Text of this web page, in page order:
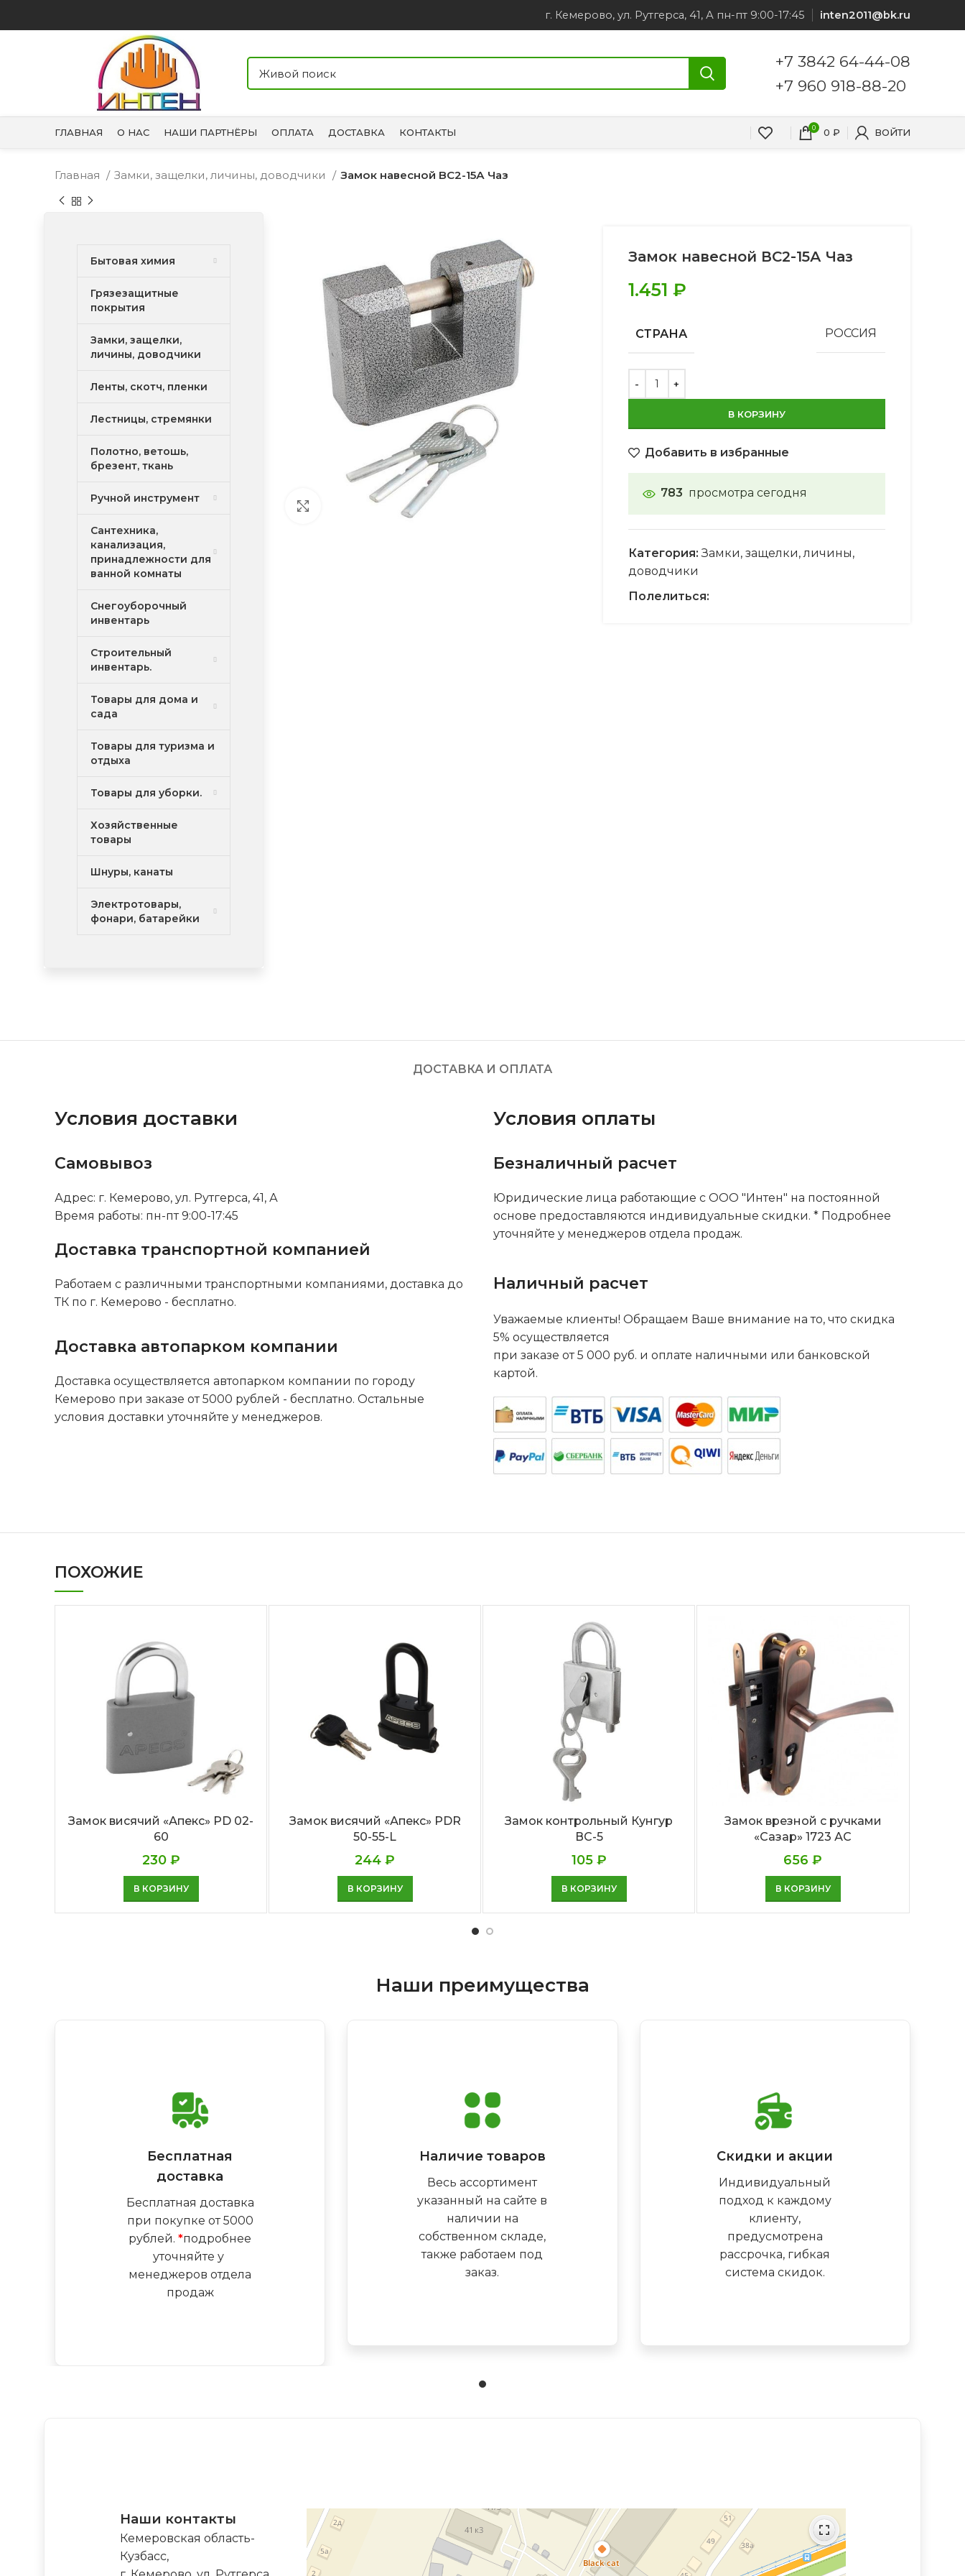
г. Кемерово, ул. Рутгерса, 41, А пн-пт 9:00-17:45 inten2011@bk.ru
+7 3842 64-44-08
+7 960 918-88-20
ГЛАВНАЯ О НАС НАШИ ПАРТНЁРЫ ОПЛАТА ДОСТАВКА КОНТАКТЫ 0 0 ₽ ВОЙТИ
Главная Замки, защелки, личины, доводчики Замок навесной ВС2-15А Чаз
Увеличить
Замок навесной ВС2-15А Чаз
1.451 ₽
СТРАНА РОССИЯ
В КОРЗИНУ
Добавить в избранные
783 просмотра сегодня
Категория: Замки, защелки, личины,
доводчики
Полелиться:
Бытовая химия
Грязезащитные
покрытия
Замки, защелки,
личины, доводчики
Ленты, скотч, пленки
Лестницы, стремянки
Полотно, ветошь,
брезент, ткань
Ручной инструмент
Сантехника,
канализация,
принадлежности для
ванной комнаты
Снегоуборочный
инвентарь
Строительный
инвентарь.
Товары для дома и
сада
Товары для туризма и
отдыха
Товары для уборки.
Хозяйственные
товары
Шнуры, канаты
Электротовары,
фонари, батарейки
ДОСТАВКА И ОПЛАТА
Условия доставки
Самовывоз
Адрес: г. Кемерово, ул. Рутгерса, 41, А
Время работы: пн-пт 9:00-17:45
Доставка транспортной компанией
Работаем с различными транспортными компаниями, доставка до
ТК по г. Кемерово - бесплатно.
Доставка автопарком компании
Доставка осуществляется автопарком компании по городу
Кемерово при заказе от 5000 рублей - бесплатно. Остальные
условия доставки уточняйте у менеджеров.
Условия оплаты
Безналичный расчет
Юридические лица работающие с ООО "Интен" на постоянной
основе предоставляются индивидуальные скидки. * Подробнее
уточняйте у менеджеров отдела продаж.
Наличный расчет
Уважаемые клиенты! Обращаем Ваше внимание на то, что скидка
5% осуществляется
при заказе от 5 000 руб. и оплате наличными или банковской
картой.
ПОХОЖИЕ
Замок висячий «Апекс» PD 02-
60
230 ₽
В КОРЗИНУ
Замок висячий «Апекс» PDR
50-55-L
244₽
В КОРЗИНУ
Замок контрольный Кунгур
ВС-5
105 ₽
В КОРЗИНУ
Замок врезной с ручками
«Сазар» 1723 АС
656₽
В КОРЗИНУ
Наши преимущества
Бесплатная
доставка
Бесплатная доставка
при покупке от 5000
рублей.*подробнее
уточняйте у
менеджеров отдела
продаж
Наличие товаров
Весь ассортимент
указанный на сайте в
наличии на
собственном складе,
также работаем под
заказ.
Скидки и акции
Индивидуальный
подход к каждому
клиенту,
предусмотрена
рассрочка, гибкая
система скидок.
Наши контакты
Кемеровская область-
Кузбасс,